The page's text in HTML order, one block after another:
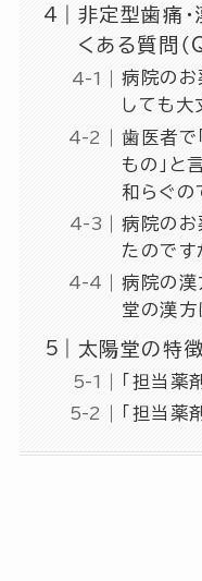
非定型歯痛
くある質問（
病院のお
しても大
歯医者で
もの」と
和らぐの
病院のお
たのです
病院の漢
堂の漢方
太陽堂の特
「担当
「担当